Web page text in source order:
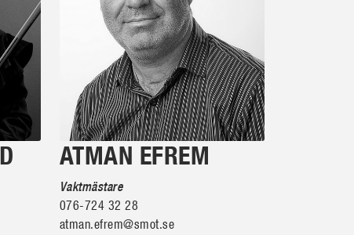
ATMAN EFREM
Vaktmästare
076-724 32 28
atman.efrem@smot.se